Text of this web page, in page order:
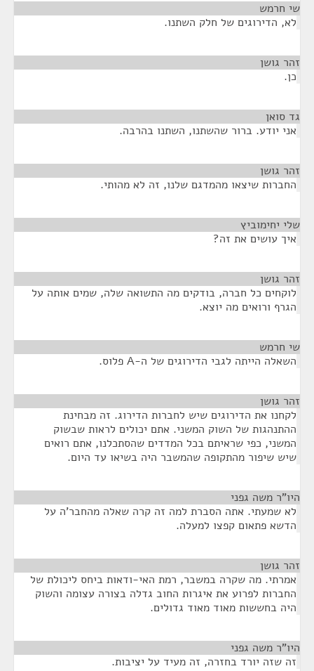
שי חרמש
לא, הדירוגים של חלק השתנו.
זהר גושן
כן.
גד סואן
אני יודע. ברור שהשתנו, השתנו בהרבה.
זהר גושן
החברות שיצאו מהמדגם שלנו, זה לא מהותי.
שלי יחימוביץ
איך עושים את זה?
זהר גושן
לוקחים כל חברה, בודקים מה התשואה שלה, שמים אותה על
הגרף ורואים מה יוצא.
שי חרמש
השאלה הייתה לגבי הדירוגים של ה-A פלוס.
זהר גושן
לקחנו את הדירוגים שיש לחברות הדירוג. זה מבחינת
ההתנהגות של השוק המשני. אתם יכולים לראות שבשוק
המשני, כפי שראיתם בכל המדדים שהסתכלנו, אתם רואים
שיש שיפור מהתקופה שהמשבר היה בשיאו עד היום.
היו"ר משה גפני
לא שמעתי. אתה הסברת למה זה קרה שאלה מהחבר'ה על
הדשא פתאום קפצו למעלה.
זהר גושן
אמרתי. מה שקרה במשבר, רמת האי-ודאות ביחס ליכולת של
החברות לפרוע את איגרות החוב גדלה בצורה עצומה והשוק
היה בחששות מאוד מאוד גדולים.
היו"ר משה גפני
זה שזה יורד בחזרה, זה מעיד על יציבות.